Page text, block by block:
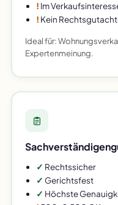
! Im
! Kein
Ideal für:
Expertenmeinung.
✓ Rechtssicher
✓ Gerichtsfest
✓ Höchste